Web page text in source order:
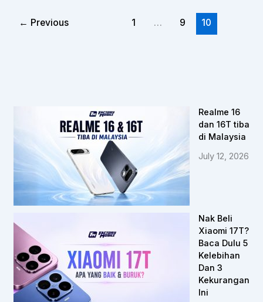
← Previous 1 … 9 10
Realme 16
dan 16T tiba
di Malaysia
July 12, 2026
Nak Beli
Xiaomi 17T?
Baca Dulu 5
Kelebihan
Dan 3
Kekurangan
Ini